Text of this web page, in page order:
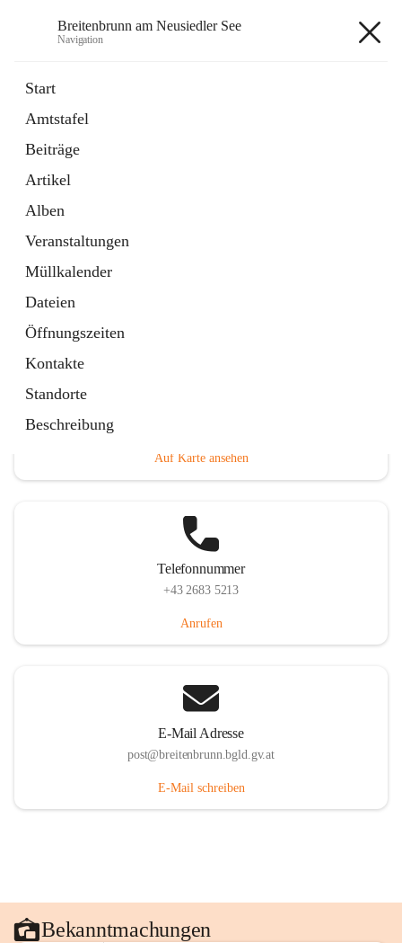
Breitenbrunn am Neusiedler See
Navigation
Start
Amtstafel
Beiträge
Artikel
Alben
Veranstaltungen
Müllkalender
Dateien
Öffnungszeiten
Kontakte
Standorte
Beschreibung
18 Schnellzugriffe
Gemeindeservice
Auf Karte ansehen
Telefonnummer
+43 2683 5213
Anrufen
E-Mail Adresse
post@breitenbrunn.bgld.gv.at
E-Mail schreiben
Bekanntmachungen